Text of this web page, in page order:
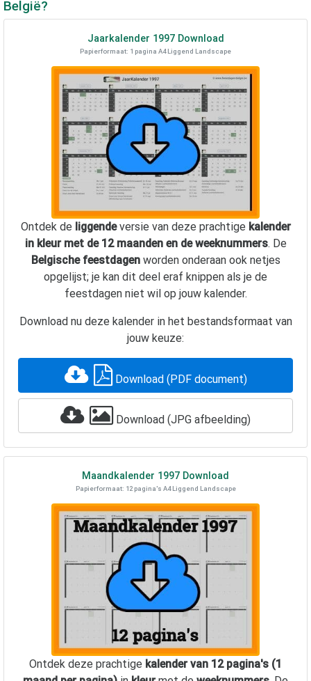
België?
Jaarkalender 1997Download
Papierformaat: 1 pagina A4 Liggend Landscape
Ontdek de liggendeversie van deze prachtige kalender
in kleur met de 12 maanden en de weeknummers. De
Belgische feestdagenworden onderaan ook netjes
opgelijst; je kan dit deel eraf knippen als je de
feestdagen niet wil op jouw kalender.
Download nu deze kalender in het bestandsformaat van
jouw keuze:
Download (PDF document)
Download (JPG afbeelding)
Maandkalender 1997 Download
Papierformaat: 12 pagina's A4 Liggend Landscape
Ontdek deze prachtige kalender van 12 pagina's (1